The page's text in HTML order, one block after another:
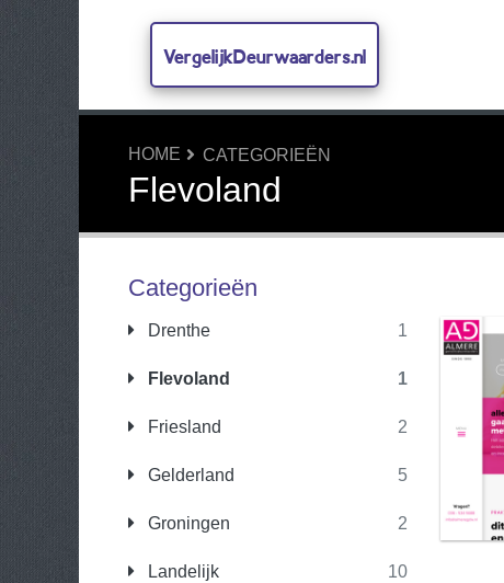
VergelijkDeurwaarders.nl
HOME CATEGORIEËN
Flevoland
Categorieën
Drenthe 1
Flevoland 1
Friesland 2
Gelderland 5
Groningen 2
Landelijk 10